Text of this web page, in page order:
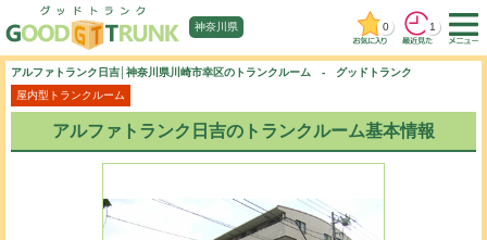
神奈川県 0 1
アルファトランク日吉│神奈川県川崎市幸区のトランクルーム - グッドトランク
屋内型トランクルーム
アルファトランク日吉のトランクルーム基本情報